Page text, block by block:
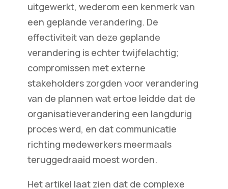
uitgewerkt, wederom een kenmerk van
een geplande verandering. De
effectiviteit van deze geplande
verandering is echter twijfelachtig;
compromissen met externe
stakeholders zorgden voor verandering
van de plannen wat ertoe leidde dat de
organisatieverandering een langdurig
proces werd, en dat communicatie
richting medewerkers meermaals
teruggedraaid moest worden.
Het artikel laat zien dat de complexe